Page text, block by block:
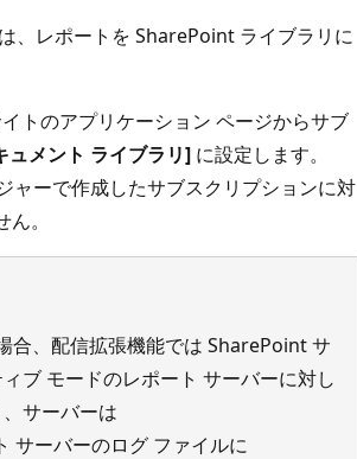
、レポートを SharePoint ライブラリに
トのアプリケーション ページからサブ
メント ライブラリ] に設定します。
ーで作成したサブスクリプションに対
。
合、配信拡張機能では SharePoint サ
ブ モードのレポート サーバーに対し
サーバーは
ーバーのログ ファイルに